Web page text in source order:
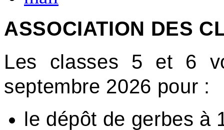
ASSOCIATION DES
Les classes 5 et 6
septembre 2026 pour :
le dépôt de gerbes à